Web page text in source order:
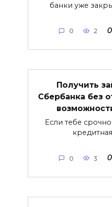
банки уже
0 2 0
Получить
Сбербанка без
Если тебе
0 3 0